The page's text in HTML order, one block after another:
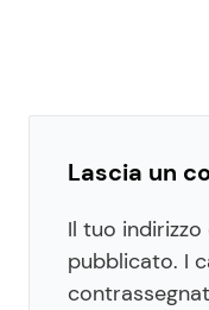
Lascia un
Il tuo
pubblicato. I